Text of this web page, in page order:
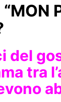
del
tra